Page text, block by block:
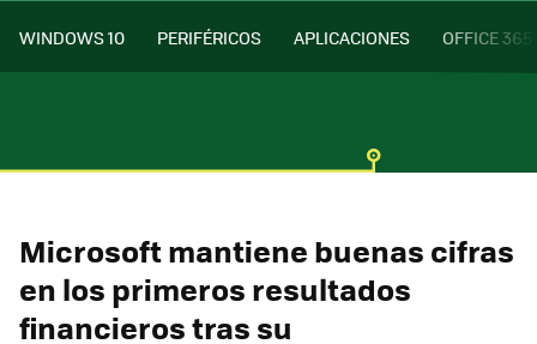
WINDOWS 10 PERIFÉRICOS APLICACIONES OFFICE 365
Microsoft mantiene buenas cifras
en los primeros resultados
financieros tras su